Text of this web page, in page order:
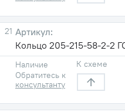
21
Кольцо 205-215-58-2-2
Наличие
Обратитесь к
консультанту
К схеме